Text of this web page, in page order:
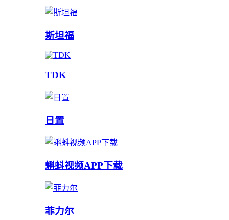
斯坦福
TDK
日置
蝌蚪视频APP下载
菲力尔